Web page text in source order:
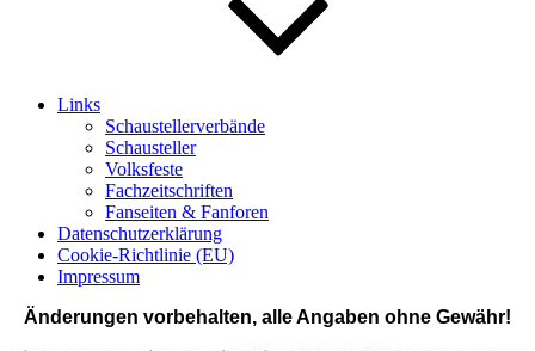
Links
Schaustellerverbände
Schausteller
Volksfeste
Fachzeitschriften
Fanseiten & Fanforen
Datenschutzerklärung
Cookie-Richtlinie (EU)
Impressum
Änderungen vorbehalten, alle Angaben ohne Gewähr!